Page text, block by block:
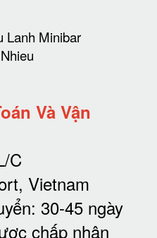
Và Vận
C
Vietnam
30-45 ngày
chấp nhận